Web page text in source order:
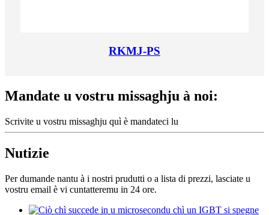
RKMJ-PS
Mandate u vostru missaghju à noi:
Scrivite u vostru missaghju quì è mandateci lu
Nutizie
Per dumande nantu à i nostri prudutti o a lista di prezzi, lasciate u
vostru email è vi cuntatteremu in 24 ore.